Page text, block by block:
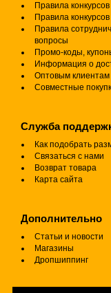
Правила
Правила
Правила
вопросы
Промо-коды,
Информация о
Оптовым клиентам
Совместные
Служба
Как подобрать
Связаться с нами
Возврат товара
Карта сайта
Дополнительно
Статьи и новости
Магазины
Дропшиппинг